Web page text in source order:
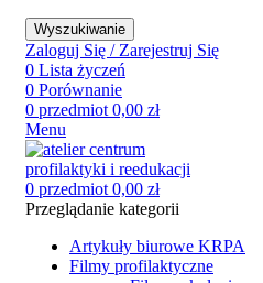
Wyszukiwanie
Zaloguj Się / Zarejestruj Się
0 Lista życzeń
0 Porównanie
0 przedmiot 0,00 zł
Menu
0 przedmiot 0,00 zł
Przeglądanie kategorii
Artykuły biurowe KRPA
Filmy profilaktyczne